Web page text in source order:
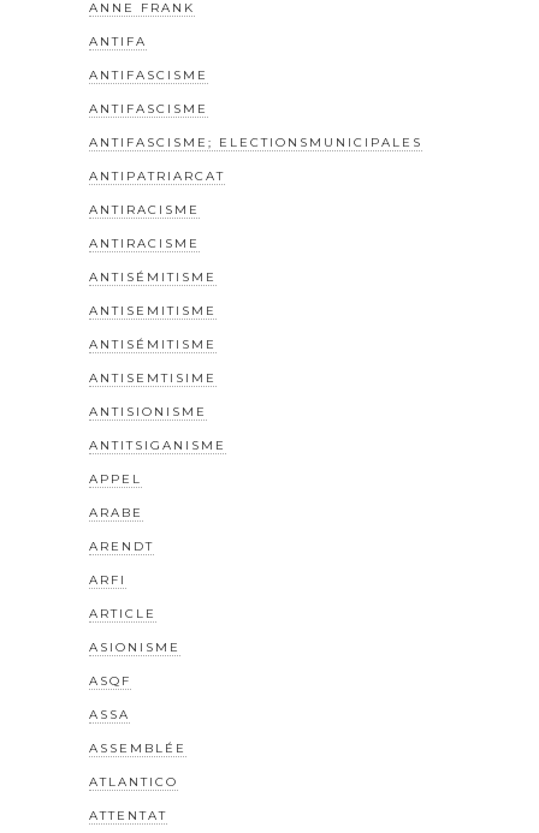
ANNE FRANK
ANTIFA
ANTIFASCISME
ANTIFASCISME
ANTIFASCISME; ELECTIONSMUNICIPALES
ANTIPATRIARCAT
ANTIRACISME
ANTIRACISME
ANTISÉMITISME
ANTISEMITISME
ANTISÉMITISME
ANTISEMTISIME
ANTISIONISME
ANTITSIGANISME
APPEL
ARABE
ARENDT
ARFI
ARTICLE
ASIONISME
ASQF
ASSA
ASSEMBLÉE
ATLANTICO
ATTENTAT